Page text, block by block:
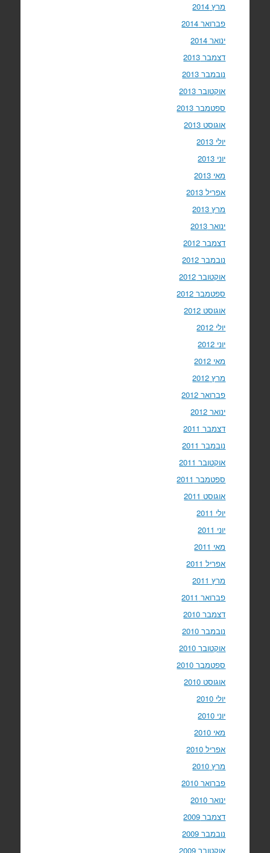
מרץ 2014
פברואר 2014
ינואר 2014
דצמבר 2013
נובמבר 2013
אוקטובר 2013
ספטמבר 2013
אוגוסט 2013
יולי 2013
יוני 2013
מאי 2013
אפריל 2013
מרץ 2013
ינואר 2013
דצמבר 2012
נובמבר 2012
אוקטובר 2012
ספטמבר 2012
אוגוסט 2012
יולי 2012
יוני 2012
מאי 2012
מרץ 2012
פברואר 2012
ינואר 2012
דצמבר 2011
נובמבר 2011
אוקטובר 2011
ספטמבר 2011
אוגוסט 2011
יולי 2011
יוני 2011
מאי 2011
אפריל 2011
מרץ 2011
פברואר 2011
דצמבר 2010
נובמבר 2010
אוקטובר 2010
ספטמבר 2010
אוגוסט 2010
יולי 2010
יוני 2010
מאי 2010
אפריל 2010
מרץ 2010
פברואר 2010
ינואר 2010
דצמבר 2009
נובמבר 2009
אוקטובר 2009